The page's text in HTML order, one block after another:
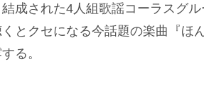
成された4人組歌謡コーラスグル
とクセになる今話題の楽曲『
る。